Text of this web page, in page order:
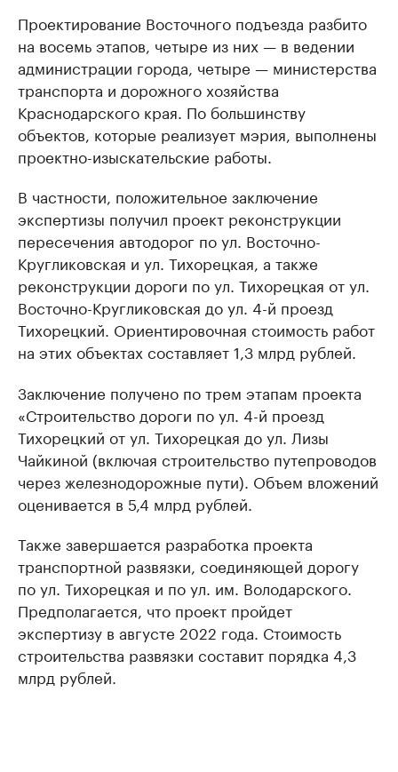
Проектирование Восточного подъезда разбито
на восемь этапов, четыре из них — в ведении
администрации города, четыре — министерства
транспорта и дорожного хозяйства
Краснодарского края. По большинству
объектов, которые реализует мэрия, выполнены
проектно-изыскательские работы.
В частности, положительное заключение
экспертизы получил проект реконструкции
пересечения автодорог по ул. Восточно-
Кругликовская и ул. Тихорецкая, а также
реконструкции дороги по ул. Тихорецкая от ул.
Восточно-Кругликовская до ул. 4-й проезд
Тихорецкий. Ориентировочная стоимость работ
на этих объектах составляет 1,3 млрд рублей.
Заключение получено по трем этапам проекта
«Строительство дороги по ул. 4-й проезд
Тихорецкий от ул. Тихорецкая до ул. Лизы
Чайкиной (включая строительство путепроводов
через железнодорожные пути). Объем вложений
оценивается в 5,4 млрд рублей.
Также завершается разработка проекта
транспортной развязки, соединяющей дорогу
по ул. Тихорецкая и по ул. им. Володарского.
Предполагается, что проект пройдет
экспертизу в августе 2022 года. Стоимость
строительства развязки составит порядка 4,3
млрд рублей.